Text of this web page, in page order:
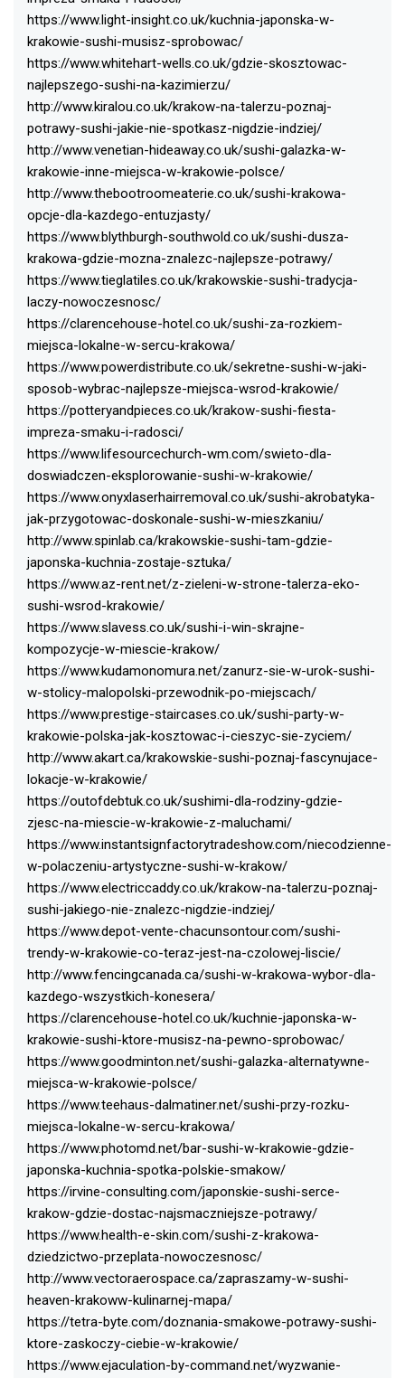
https://www.light-insight.co.uk/kuchnia-japonska-w-
krakowie-sushi-musisz-sprobowac/
https://www.whitehart-wells.co.uk/gdzie-skosztowac-
najlepszego-sushi-na-kazimierzu/
http://www.kiralou.co.uk/krakow-na-talerzu-poznaj-
potrawy-sushi-jakie-nie-spotkasz-nigdzie-indziej/
http://www.venetian-hideaway.co.uk/sushi-galazka-w-
krakowie-inne-miejsca-w-krakowie-polsce/
http://www.thebootroomeaterie.co.uk/sushi-krakowa-
opcje-dla-kazdego-entuzjasty/
https://www.blythburgh-southwold.co.uk/sushi-dusza-
krakowa-gdzie-mozna-znalezc-najlepsze-potrawy/
https://www.tieglatiles.co.uk/krakowskie-sushi-tradycja-
laczy-nowoczesnosc/
https://clarencehouse-hotel.co.uk/sushi-za-rozkiem-
miejsca-lokalne-w-sercu-krakowa/
https://www.powerdistribute.co.uk/sekretne-sushi-w-jaki-
sposob-wybrac-najlepsze-miejsca-wsrod-krakowie/
https://potteryandpieces.co.uk/krakow-sushi-fiesta-
impreza-smaku-i-radosci/
https://www.lifesourcechurch-wm.com/swieto-dla-
doswiadczen-eksplorowanie-sushi-w-krakowie/
https://www.onyxlaserhairremoval.co.uk/sushi-akrobatyka-
jak-przygotowac-doskonale-sushi-w-mieszkaniu/
http://www.spinlab.ca/krakowskie-sushi-tam-gdzie-
japonska-kuchnia-zostaje-sztuka/
https://www.az-rent.net/z-zieleni-w-strone-talerza-eko-
sushi-wsrod-krakowie/
https://www.slavess.co.uk/sushi-i-win-skrajne-
kompozycje-w-miescie-krakow/
https://www.kudamonomura.net/zanurz-sie-w-urok-sushi-
w-stolicy-malopolski-przewodnik-po-miejscach/
https://www.prestige-staircases.co.uk/sushi-party-w-
krakowie-polska-jak-kosztowac-i-cieszyc-sie-zyciem/
http://www.akart.ca/krakowskie-sushi-poznaj-fascynujace-
lokacje-w-krakowie/
https://outofdebtuk.co.uk/sushimi-dla-rodziny-gdzie-
zjesc-na-miescie-w-krakowie-z-maluchami/
https://www.instantsignfactorytradeshow.com/niecodzienne-
w-polaczeniu-artystyczne-sushi-w-krakow/
https://www.electriccaddy.co.uk/krakow-na-talerzu-poznaj-
sushi-jakiego-nie-znalezc-nigdzie-indziej/
https://www.depot-vente-chacunsontour.com/sushi-
trendy-w-krakowie-co-teraz-jest-na-czolowej-liscie/
http://www.fencingcanada.ca/sushi-w-krakowa-wybor-dla-
kazdego-wszystkich-konesera/
https://clarencehouse-hotel.co.uk/kuchnie-japonska-w-
krakowie-sushi-ktore-musisz-na-pewno-sprobowac/
https://www.goodminton.net/sushi-galazka-alternatywne-
miejsca-w-krakowie-polsce/
https://www.teehaus-dalmatiner.net/sushi-przy-rozku-
miejsca-lokalne-w-sercu-krakowa/
https://www.photomd.net/bar-sushi-w-krakowie-gdzie-
japonska-kuchnia-spotka-polskie-smakow/
https://irvine-consulting.com/japonskie-sushi-serce-
krakow-gdzie-dostac-najsmaczniejsze-potrawy/
https://www.health-e-skin.com/sushi-z-krakowa-
dziedzictwo-przeplata-nowoczesnosc/
http://www.vectoraerospace.ca/zapraszamy-w-sushi-
heaven-krakoww-kulinarnej-mapa/
https://tetra-byte.com/doznania-smakowe-potrawy-sushi-
ktore-zaskoczy-ciebie-w-krakowie/
https://www.ejaculation-by-command.net/wyzwanie-